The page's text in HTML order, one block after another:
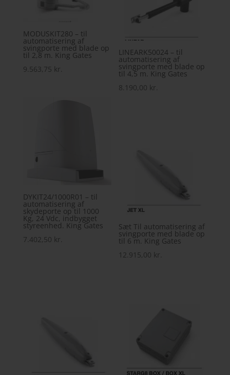
MODUSKIT280 – til
automatisering af
svingporte med blade op
til 2,8 m. King Gates
9.563,75 kr.
LINEARK50024 – til
automatisering af
svingporte med blade op
til 4,5 m. King Gates
8.190,00 kr.
DYKIT24/1000R01 – til
automatisering af
skydeporte op til 1000
Kg, 24 Vdc, indbygget
styreenhed. King Gates
7.402,50 kr.
Sæt Til automatisering af
svingporte med blade op
til 6 m. King Gates
12.915,00 kr.